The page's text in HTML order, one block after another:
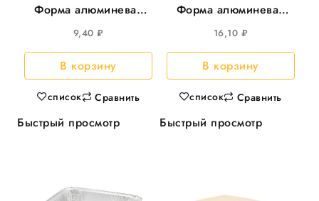
Форма алюминевая
210*148мм, дно
174*104мм 780мл
100шт/уп 600шт/кор
9,40₽
В корзину
список Сравнить
Быстрый просмотр
Форма алюминевая
225*175*35мм,1040мл
25шт/уп 400шт/кор
16,10 ₽
В корзину
список Сравнить
Быстрый просмотр